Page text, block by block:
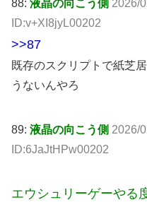
88: 液晶の向こう側 2026/
ID:v+XI8jyL00202
>>87
既存のスクリプトで紙芝
うないんやろ
89: 液晶の向こう側 2026/
ID:6JaJtHPw00202
エウシュリーゲーやる